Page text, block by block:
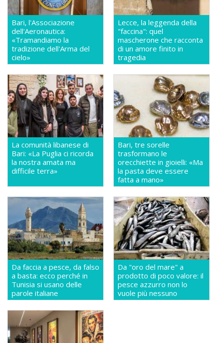
Bari, l'Associazione
dell'Aeronautica:
«Tramandiamo la
tradizione dell'Arma del
cielo»
Lecce, la leggenda della
"faccina": quel
mascherone che racconta
di un amore finito in
tragedia
La comunità libanese di
Bari: «La Puglia ci ricorda
la nostra amata ma
difficile terra»
Bari, tre sorelle
trasformano le
orecchiette in gioielli: «Ma
la pasta deve essere
fatta a mano»
Da faccia a pesce, da falso
a basta: ecco perché in
Tunisia si usano delle
parole italiane
Da "oro del mare" a
prodotto di poco valore: il
pesce azzurro non lo
vuole più nessuno